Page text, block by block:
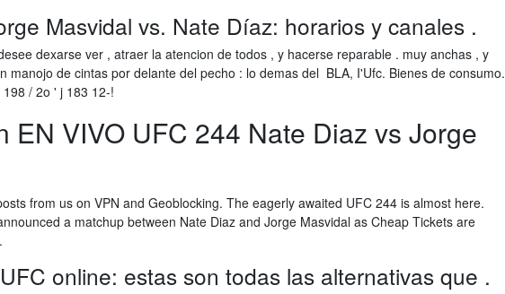
Masvidal vs. Nate Díaz: horarios y canales .
dexarse ver , atraer la atencion de todos , y hacerse reparable . muy anchas , y
manojo de cintas por delante del pecho : lo demas del BLA, I'Ufc. Bienes de consumo.
/ 2o ' j 183 12-!
EN VIVO UFC 244 Nate Diaz vs Jorge
from us on VPN and Geoblocking. The eagerly awaited UFC 244 is almost here.
a matchup between Nate Diaz and Jorge Masvidal as Cheap Tickets are
online: estas son todas las alternativas que .